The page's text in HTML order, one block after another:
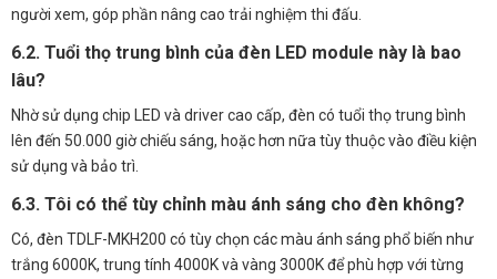
người xem, góp phần nâng cao trải nghiệm thi đấu.
6.2. Tuổi thọ trung bình của đèn LED module này là bao
lâu?
Nhờ sử dụng chip LED và driver cao cấp, đèn có tuổi thọ trung bình
lên đến 50.000 giờ chiếu sáng, hoặc hơn nữa tùy thuộc vào điều kiện
sử dụng và bảo trì.
6.3. Tôi có thể tùy chỉnh màu ánh sáng cho đèn không?
Có, đèn TDLF-MKH200 có tùy chọn các màu ánh sáng phổ biến như
trắng 6000K, trung tính 4000K và vàng 3000K để phù hợp với từng